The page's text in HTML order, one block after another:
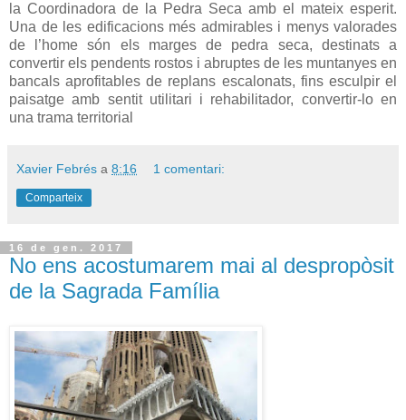
la Coordinadora de la Pedra Seca amb el mateix esperit.
Una de les edificacions més admirables i menys valorades
de l’home són els marges de pedra seca, destinats a
convertir els pendents rostos i abruptes de les muntanyes en
bancals aprofitables de replans escalonats, fins esculpir el
paisatge amb sentit utilitari i rehabilitador, convertir-lo en
una trama territorial
Xavier Febrés a 8:16 1 comentari:
Comparteix
16 de gen. 2017
No ens acostumarem mai al despropòsit
de la Sagrada Família